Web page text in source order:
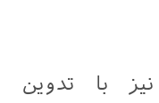
با تدوین